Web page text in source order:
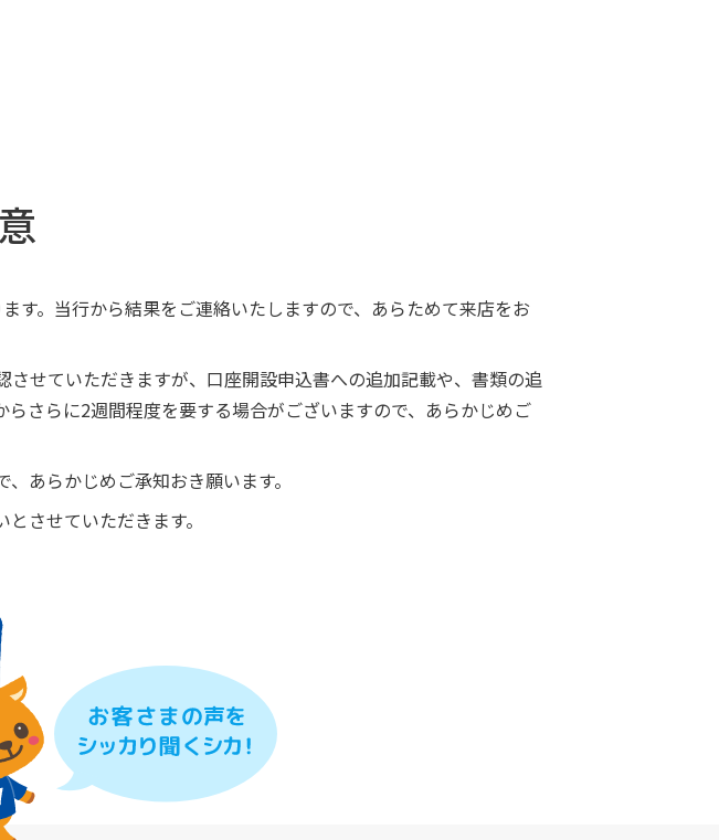
す。当行から結果をご連絡いたしますので、あらためて来店をお
せていただきますが、口座開設申込書への追加記載や、書類の追
さらに2週間程度を要する場合がございますので、あらかじめご
あらかじめご承知おき願います。
させていただきます。